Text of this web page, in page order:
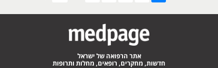
אתר הרפואה של ישראל
חדשות, מחקרים, רופאים, מחלות ותרופות